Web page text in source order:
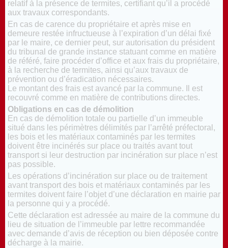
relatif à la présence de termites, certifiant qu’il a procédé
aux travaux correspondants.
En cas de carence du propriétaire et après mise en
demeure restée infructueuse à l’expiration d’un délai fixé
par le maire, ce dernier peut, sur autorisation du président
du tribunal de grande instance statuant comme en matière
de référé, faire procéder d’office et aux frais du propriétaire,
à la recherche de termites, ainsi qu’aux travaux de
prévention ou d’éradication nécessaires.
Le montant des frais est avancé par la commune. Il est
recouvré comme en matière de contributions directes.
Obligations en cas de démolition
En cas de démolition totale ou partielle d’un immeuble
situé dans les périmètres délimités par l’arrêté préfectoral,
les bois et les matériaux contaminés par les termites
doivent être incinérés sur place ou traités avant tout
transport si leur destruction par incinération sur place n’est
pas possible.
Les opérations d’incinération sur place ou de traitement
avant transport des bois et matériaux contaminés par les
termites doivent faire l’objet d’une déclaration en mairie par
la personne qui y a procédé.
Cette déclaration est adressée au maire de la commune du
lieu de situation de l’immeuble par lettre recommandée
avec demande d’avis de réception ou bien déposée contre
décharge à la mairie.